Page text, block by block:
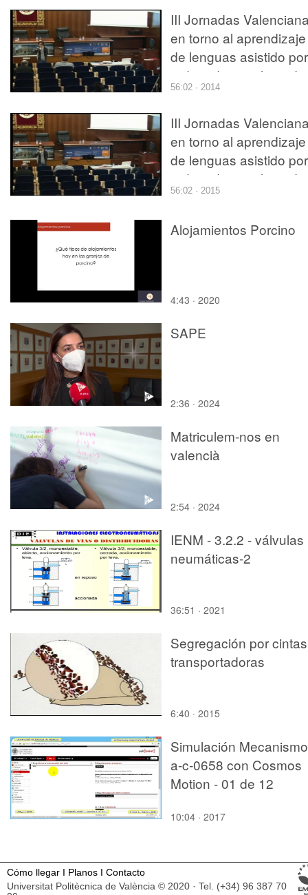
III Jornadas
en torno al aprendizaje
de lenguas asistido por
ordenador: explorando
los mundos virtuales -
56:02 · 2014
III Jornadas
en torno al aprendizaje
de lenguas asistido por
ordenador: explorando
los mundos virtuales -
56:02 · 2015
Alojamientos Porcino
4:43 · 2020
SAPE
2:36 · 2024
Matriculem-nos en
valencià
2:54 · 2024
IENM - 3.2.2 - válvulas
neumáticas-2
36:51 · 2021
Segregación por cintas
transportadoras
6:40 · 2015
Simulación Mecanismo
a-c-0658 con Cosmos
Motion - 01 de 12
10:04 · 2017
Cómo llegar I Planos I Contacto
Universitat Politècnica de València © 2020 · Tel. (+34) 96 387 70